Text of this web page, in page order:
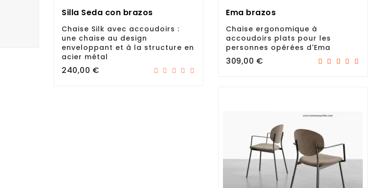
Silla Seda con brazos
Chaise Silk avec accoudoirs :
une chaise au design
enveloppant et à la structure en
acier métal
Prix
240,00 €
Ema brazos
Chaise ergonomique à
accoudoirs plats pour les
personnes opérées d'Ema
Prix
309,00 €